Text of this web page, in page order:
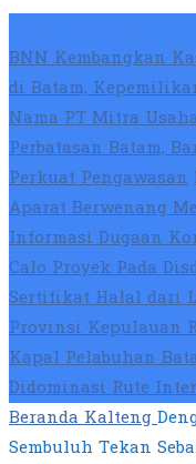
BNN Kembangkan
di Batam,
Nama PT Mitra
Perbatasan Batam,
Perkuat Pengawasan
Aparat Berwenang
Informasi Dugaan
Calo Proyek Pada
Sertifikat Halal dari
Provinsi Kepulauan
Kapal Pelabuhan
Didominasi Rute
BerandaKalteng
Sembuluh Tekan